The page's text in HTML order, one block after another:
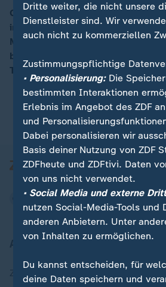
Gestern legte SPD-Chef Gabriel
inneren Sicherheit vor, heute
Maizière und morgen wird die CSU
beraten. Wieso gerade jetzt? Dazu
Thomas Walde aus Berlin.
Zuletzt veröffentlicht
Dritte weiter, die nicht unsere
Dienstleister sind. Wir
auch nicht zu kommerziellen
Zustimmungspflichtige
• Personalisierung:Die
bestimmten Interaktionen
Erlebnis im Angebot des ZDF
und
Dabei personalisieren wir
Basis deiner Nutzung von ZDF
ZDFheute und ZDFtivi. Daten
von uns nicht verwendet.
• Social Media und externe
nutzen Social-Media-Tools und
anderen Anbietern. Unter
von Inhalten zu ermöglichen.
Du kannst entscheiden, für
deine Daten speichern und